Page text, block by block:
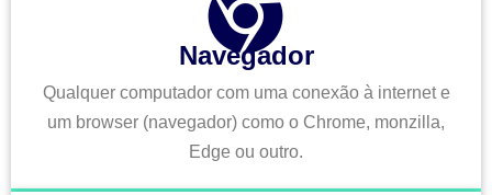
Navegador
Qualquer computador com uma conexão à internet e
um browser (navegador) como o Chrome, monzilla,
Edge ou outro.